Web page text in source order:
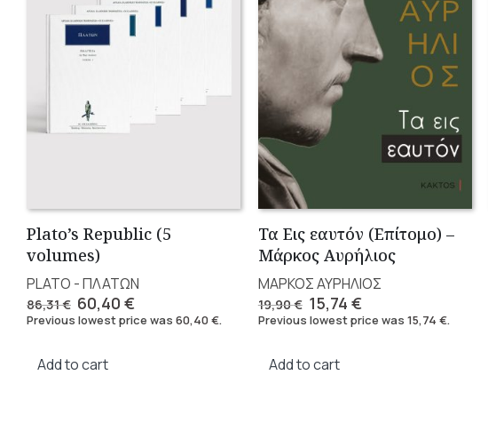
Plato’s Republic (5
volumes)
PLATO - ΠΛΑΤΩΝ
86,31€ Original
price
60,40€
price
Previous lowest price was 60,40€.
Add to cart
Τα Εις εαυτόν (Επίτομο) –
Μάρκος Αυρήλιος
ΜΑΡΚΟΣ ΑΥΡΗΛΙΟΣ
19,90€ Original
price
15,74 €Current
price
Previous lowest price was 15,74 €.
Add to cart